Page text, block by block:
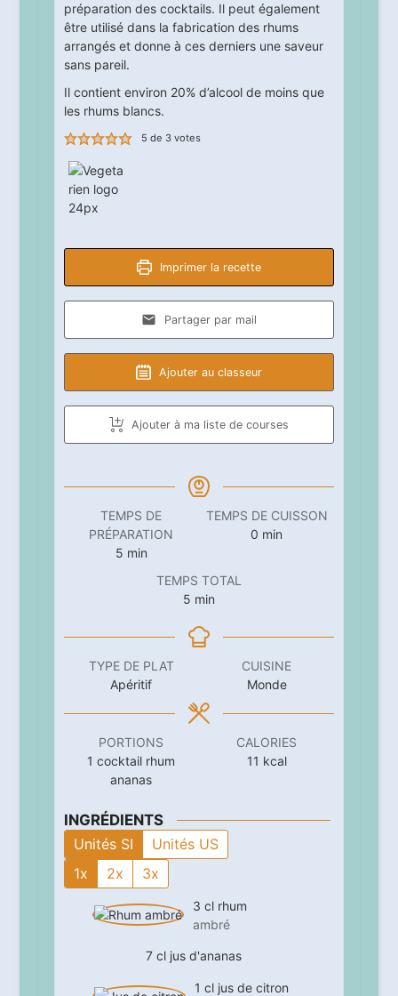
préparation des cocktails. Il peut également
être utilisé dans la fabrication des rhums
arrangés et donne à ces derniers une saveur
sans pareil.
Il contient environ 20% d’alcool de moins que
les rhums blancs.
5 de 3votes
Imprimer la recette
Partager par mail
Ajouter au classeur
Ajouter à ma liste de courses
TEMPS DE
PRÉPARATION
5minutes
min
TEMPS DE CUISSON
0 minutes
min
TEMPS TOTAL
5minutes
min
TYPE DE PLAT
Apéritif
CUISINE
Monde
PORTIONS
1 cocktail rhum
ananas
CALORIES
11 kcal
INGRÉDIENTS
Unités SI
Unités US
1x
2x 3x
3 cl rhum
ambré
7 cl jus d'ananas
1 cl jus de citron